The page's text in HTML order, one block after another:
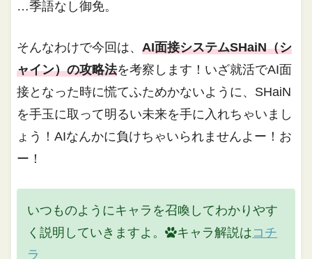
…季語なし御免。
そんなわけで今回は、AI面接システムSHaiN（シ
ャイン）の攻略法を考察します！いざ就活でAI面
接となった時に慌てふためかないように、SHaiN
を手玉に取って明るい未来を手に入れちゃいまし
ょう！AIなんかに負けちゃいられませんよー！お
ー！
いつものようにキャラを召喚してわかりやす
く説明していきますよ。
キャラ解説は コチ
ラ